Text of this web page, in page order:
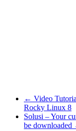
← Video
Rocky Linux 8
Solusi – Your
be downloaded